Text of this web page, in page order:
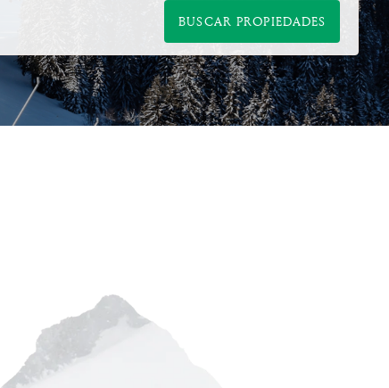
BUSCAR PROPIEDADES